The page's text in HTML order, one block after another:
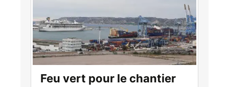
Feu vert pour le chantier